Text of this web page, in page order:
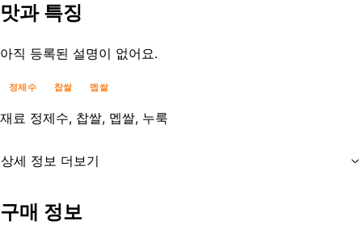
맛과 특징
아직 등록된 설명이 없어요.
정제수 찹쌀 멥쌀
재료 정제수, 찹쌀, 멥쌀, 누룩
상세 정보 더보기
등록일
구매 정보